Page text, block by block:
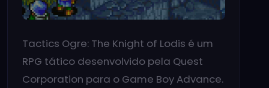
Tactics Ogre: The Knight of Lodis é um
RPG tático desenvolvido pela Quest
Corporation para o Game Boy Advance.